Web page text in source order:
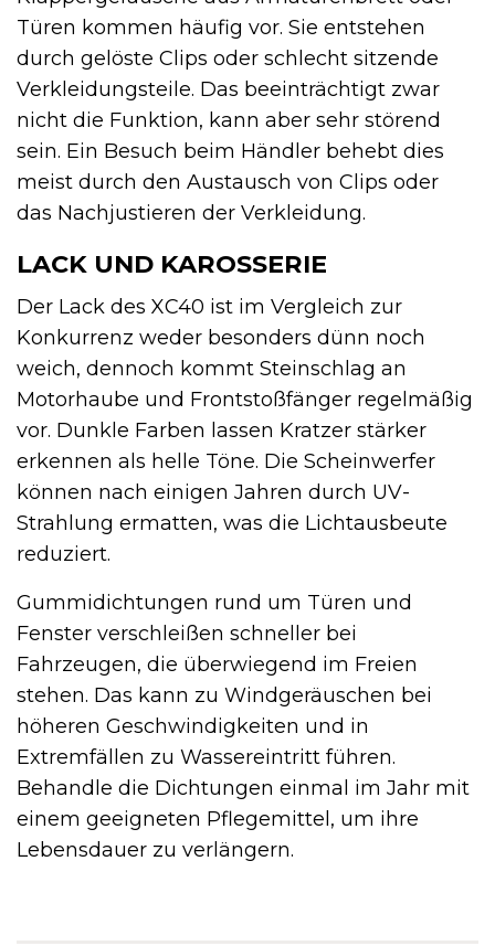
Türen kommen häufig vor. Sie entstehen
durch gelöste Clips oder schlecht sitzende
Verkleidungsteile. Das beeinträchtigt zwar
nicht die Funktion, kann aber sehr störend
sein. Ein Besuch beim Händler behebt dies
meist durch den Austausch von Clips oder
das Nachjustieren der Verkleidung.
LACK UND KAROSSERIE
Der Lack des XC40 ist im Vergleich zur
Konkurrenz weder besonders dünn noch
weich, dennoch kommt Steinschlag an
Motorhaube und Frontstoßfänger regelmäßig
vor. Dunkle Farben lassen Kratzer stärker
erkennen als helle Töne. Die Scheinwerfer
können nach einigen Jahren durch UV-
Strahlung ermatten, was die Lichtausbeute
reduziert.
Gummidichtungen rund um Türen und
Fenster verschleißen schneller bei
Fahrzeugen, die überwiegend im Freien
stehen. Das kann zu Windgeräuschen bei
höheren Geschwindigkeiten und in
Extremfällen zu Wassereintritt führen.
Behandle die Dichtungen einmal im Jahr mit
einem geeigneten Pflegemittel, um ihre
Lebensdauer zu verlängern.